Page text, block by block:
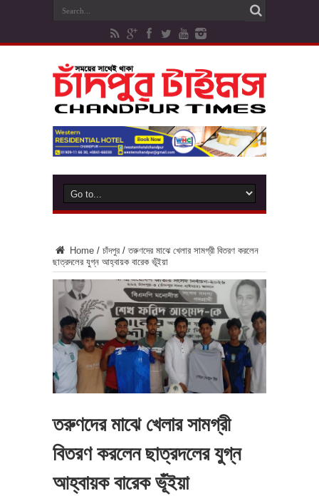
Home / চাঁদপুর / তরুণদের মাঝে খেলার সামগ্রী বিতরণ করলেন
ছাত্রদলের যুগ্ন আহ্বায়ক বারেক ভূঁইয়া
তরুণদের মাঝে খেলার সামগ্রী
বিতরণ করলেন ছাত্রদলের যুগ্ন
আহ্বায়ক বারেক ভূঁইয়া